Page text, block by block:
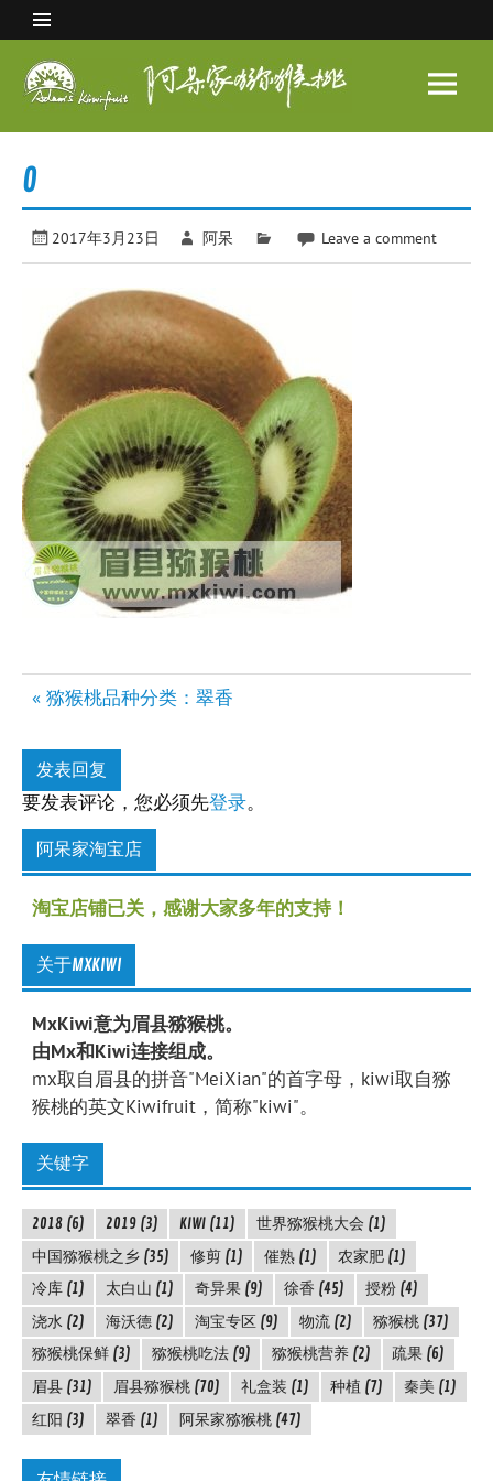
content
阿呆
家猕
0
2017年3月23日 阿呆 Leave a comment
文
导
航
« 猕猴桃品种分类：翠香
发表回复
要发表评论，您必须先登录。
阿呆家淘宝店
淘宝店铺已关，感谢大家多年的支持！
关于MXKIWI
MxKiwi意为眉县猕猴桃。
由Mx和Kiwi连接组成。
mx取自眉县的拼音"MeiXian"的首字母，kiwi取自猕
猴桃的英文Kiwifruit，简称"kiwi"。
关键字
2018(6) 2019(3) KIWI(11) 世界猕猴桃大会 (1)
中国猕猴桃之乡(35) 修剪(1) 催熟(1) 农家肥 (1)
冷库(1) 太白山 (1) 奇异果 (9) 徐香 (45) 授粉 (4)
浇水(2) 海沃德(2) 淘宝专区(9) 物流 (2) 猕猴桃 (37)
猕猴桃保鲜(3) 猕猴桃吃法(9) 猕猴桃营养(2) 疏果 (6)
眉县(31) 眉县猕猴桃(70) 礼盒装 (1) 种植 (7) 秦美 (1)
红阳 (3) 翠香 (1) 阿呆家猕猴桃(47)